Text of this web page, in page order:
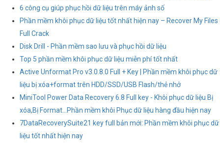
6 công cụ giúp phục hồi dữ liệu trên máy ảnh số
Phần mềm khôi phục dữ liệu tốt nhất hiện nay – Recover My Files
Full Crack
Disk Drill - Phần mềm sao lưu và phục hồi dữ liệu
Top 5 phần mềm khôi phục dữ liệu miễn phí tốt nhất
Active Unformat Pro v3.0.8.0 Full + Key | Phần mềm khôi phục dữ
liệu bị xóa+format trên HDD/SSD/USB Flash/thẻ nhở
MiniTool Power Data Recovery 6.8 Full key - Khôi phục dữ liệu Bị
xóa,Bị Format...Phần mềm khôi Phục dữ liệu hàng đầu hiện nay
7DataRecoverySuite21 key full bản mới: Phần mềm khôi phục dữ
liệu tốt nhất hiện nay